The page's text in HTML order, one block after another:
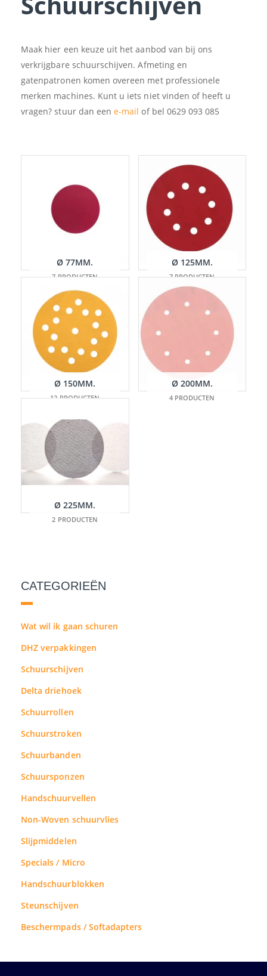
Maak hier een keuze uit het aanbod van bij ons
verkrijgbare schuurschijven. Afmeting en
gatenpatronen komen overeen met professionele
merken machines. Kunt u iets niet vinden of heeft u
vragen? stuur dan eene-mail of bel 0629 093 085
Ø 77MM.
7 PRODUCTEN
Ø 125MM.
7 PRODUCTEN
Ø 150MM.
12 PRODUCTEN
Ø 200MM.
4 PRODUCTEN
Ø 225MM.
2 PRODUCTEN
CATEGORIEËN
Wat wil ik gaan schuren
DHZ verpakkingen
Schuurschijven
Delta driehoek
Schuurrollen
Schuurstroken
Schuurbanden
Schuursponzen
Handschuurvellen
Non-Woven schuurvlies
Slijpmiddelen
Specials / Micro
Handschuurblokken
Steunschijven
Beschermpads / Softadapters